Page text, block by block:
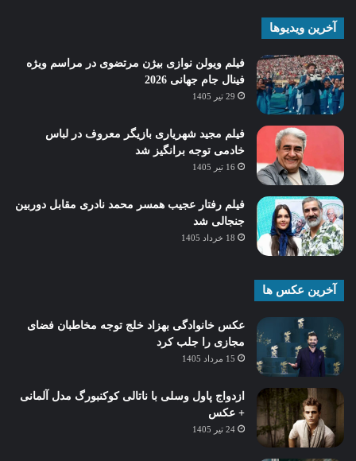
آخرین ویدیوها
فیلم ویولن نوازی بیژن مرتضوی در مراسم ویژه
فینال جام جهانی 2026
29 تیر 1405
فیلم مجید شهریاری بازیگر معروف در لباس
خادمی توجه برانگیز شد
16 تیر 1405
فیلم رفتار عجیب همسر محمد نادری مقابل دوربین
جنجالی شد
18 خرداد 1405
آخرین عکس ها
عکس خانوادگی بهزاد خلج توجه مخاطبان فضای
مجازی را جلب کرد
15 مرداد 1405
ازدواج پاول وسلی با ناتالی کوکنبورگ مدل آلمانی
+ عکس
24 تیر 1405